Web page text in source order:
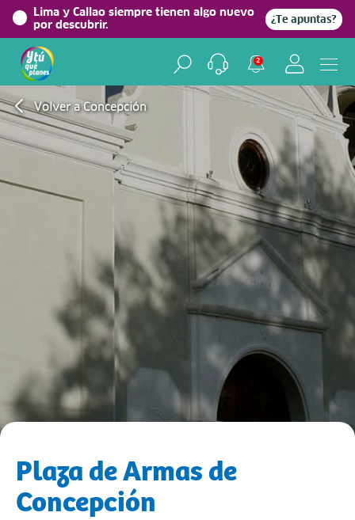
Lima y Callao siempre tienen algo nuevo
por descubrir.
¿Te apuntas?
2
Volver a Concepción
Plaza de Armas de
Concepción